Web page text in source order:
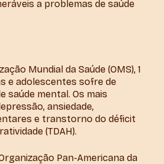
a problemas de saúde
Mundial da Saúde (OMS), 1
e adolescentes sofre de
saúde mental. Os mais
ansiedade,
e transtorno do déficit
(TDAH).
Pan-Americana da